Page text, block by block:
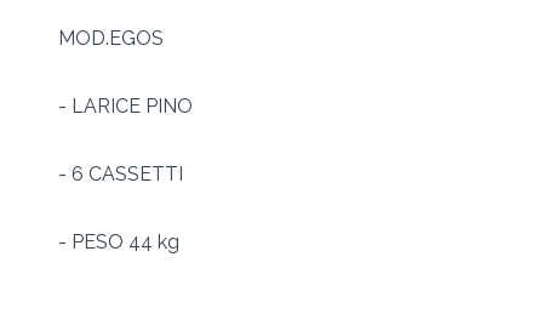
MOD.EGOS
- LARICE PINO
- 6 CASSETTI
- PESO 44 kg